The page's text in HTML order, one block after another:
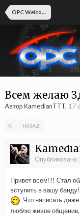
OPC Welcome
Всем желаю
Автор KamedianTTT, 17
НАЗАД
Опубликовано
Привет всем!!! Стал
вступить в вашу
Что написать
люблю живое общение,